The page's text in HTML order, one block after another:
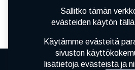
Sallitko tämän
evästeiden käytön
Käytämme evästeitä
sivuston
lisätietoja evästeistä ja